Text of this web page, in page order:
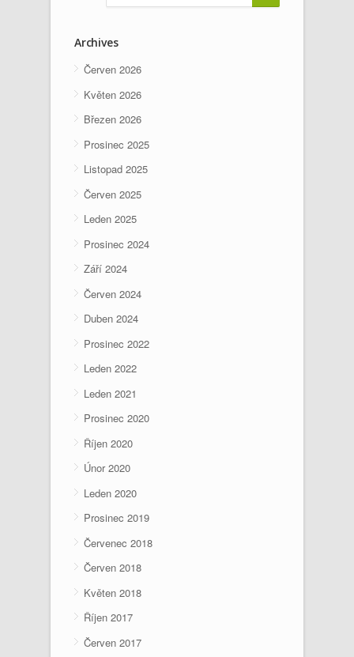
Archives
Červen 2026
Květen 2026
Březen 2026
Prosinec 2025
Listopad 2025
Červen 2025
Leden 2025
Prosinec 2024
Září 2024
Červen 2024
Duben 2024
Prosinec 2022
Leden 2022
Leden 2021
Prosinec 2020
Říjen 2020
Únor 2020
Leden 2020
Prosinec 2019
Červenec 2018
Červen 2018
Květen 2018
Říjen 2017
Červen 2017